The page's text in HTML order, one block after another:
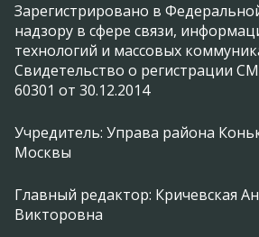
Зарегистрировано в
надзору в сфере связи,
технологий и массовых
Свидетельство о регистрации
60301 от 30.12.2014
Учредитель: Управа района
Москвы
Главный редактор: Кричевская
Викторовна